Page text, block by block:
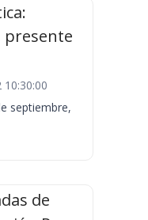
presente
10:30:00
septiembre,
de